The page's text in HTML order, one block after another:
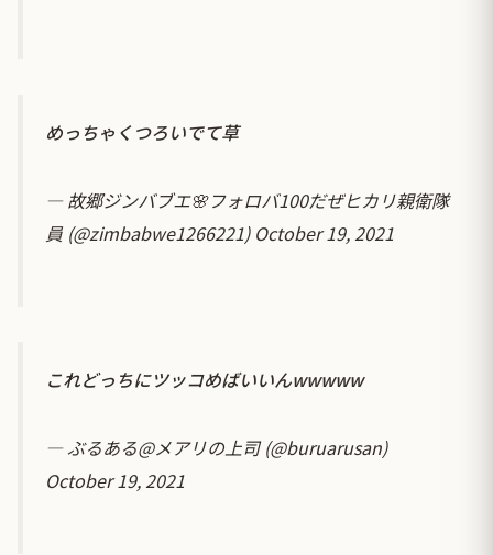
めっちゃくつろいでて草
— 故郷ジンバブエ🌸フォロバ100だぜヒカリ親衛隊
員 (@zimbabwe1266221) October 19, 2021
これどっちにツッコめばいいんwwwww
— ぶるある@メアリの上司 (@buruarusan)
October 19, 2021